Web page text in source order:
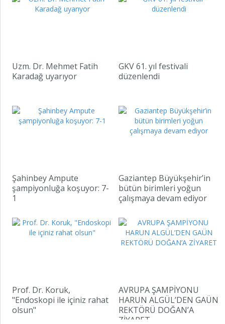
Uzm. Dr. Mehmet Fatih
Karadağ uyarıyor
GKV 61. yıl festivali
düzenlendi
Şahinbey Ampute
şampiyonluğa koşuyor: 7-
1
Gaziantep Büyükşehir’in
bütün birimleri yoğun
çalışmaya devam ediyor
Prof. Dr. Koruk,
"Endoskopi ile içiniz rahat
olsun"
AVRUPA ŞAMPİYONU
HARUN ALGÜL’DEN GAÜN
REKTÖRÜ DOĞAN’A
ZİYARET